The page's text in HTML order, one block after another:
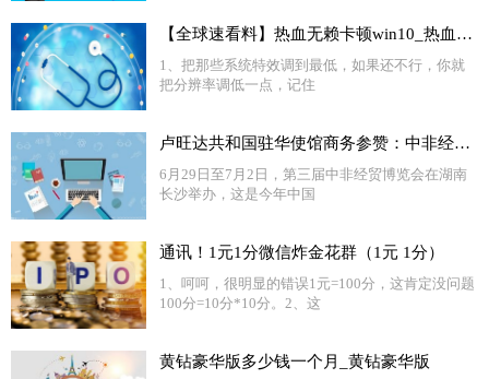
【全球速看料】热血无赖卡顿win10_热血无赖卡顿
1、把那些系统特效调到最低，如果还不行，你就
把分辨率调低一点，记住
卢旺达共和国驻华使馆商务参赞：中非经贸合作大有可为
6月29日至7月2日，第三届中非经贸博览会在湖南
长沙举办，这是今年中国
通讯！1元1分微信炸金花群（1元 1分）
1、呵呵，很明显的错误1元=100分，这肯定没问题
100分=10分*10分。2、这
黄钻豪华版多少钱一个月_黄钻豪华版